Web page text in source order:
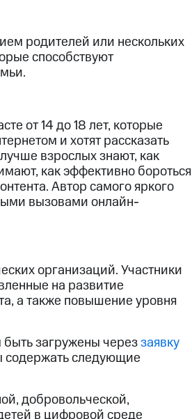
родителей или нескольких
способствуют
от 14 до 18 лет, которые
и хотят рассказать
взрослых знают, как
как эффективно бороться
Автор самого яркого
вызовами онлайн-
организаций. Участники
на развитие
а также повышение уровня
загружены череззаявку
следующие
добровольческой,